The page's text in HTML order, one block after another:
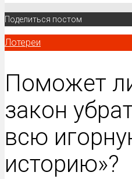
Поделиться постом
Лотереи
Поможет
закон
всю
историю»?